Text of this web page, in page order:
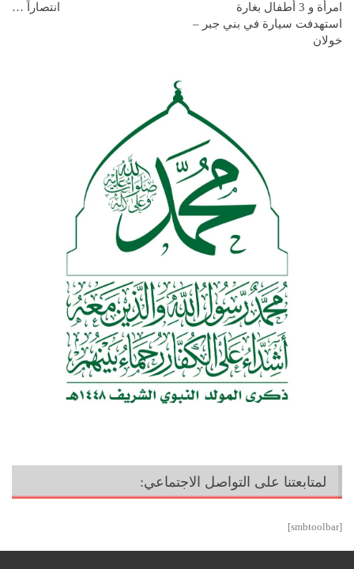
امرأة و 3 أطفال بغارة
استهدفت سيارة في بني جبر –
خولان
انتصاراً …
لمتابعتنا على التواصل الاجتماعي:
[smbtoolbar]